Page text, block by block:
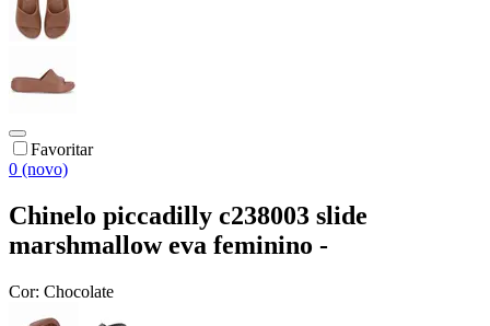
Favoritar
0 (novo)
Chinelo piccadilly c238003 slide
marshmallow eva feminino -
Cor: Chocolate